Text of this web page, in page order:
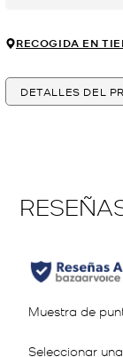
RECOGIDA EN
DETALLES DEL